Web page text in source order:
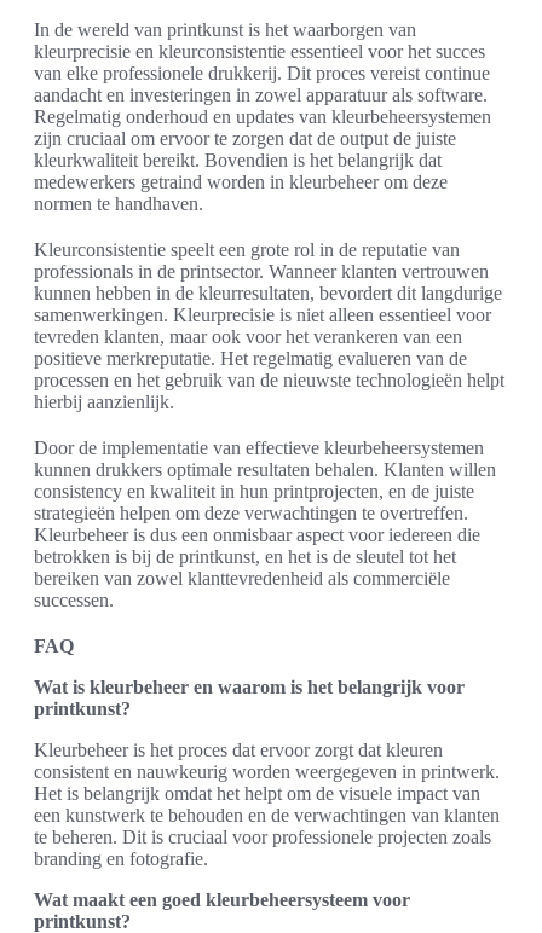
In de wereld van printkunst is het waarborgen van
kleurprecisie en kleurconsistentie essentieel voor het succes
van elke professionele drukkerij. Dit proces vereist continue
aandacht en investeringen in zowel apparatuur als software.
Regelmatig onderhoud en updates van kleurbeheersystemen
zijn cruciaal om ervoor te zorgen dat de output de juiste
kleurkwaliteit bereikt. Bovendien is het belangrijk dat
medewerkers getraind worden in kleurbeheer om deze
normen te handhaven.
Kleurconsistentie speelt een grote rol in de reputatie van
professionals in de printsector. Wanneer klanten vertrouwen
kunnen hebben in de kleurresultaten, bevordert dit langdurige
samenwerkingen. Kleurprecisie is niet alleen essentieel voor
tevreden klanten, maar ook voor het verankeren van een
positieve merkreputatie. Het regelmatig evalueren van de
processen en het gebruik van de nieuwste technologieën helpt
hierbij aanzienlijk.
Door de implementatie van effectieve kleurbeheersystemen
kunnen drukkers optimale resultaten behalen. Klanten willen
consistency en kwaliteit in hun printprojecten, en de juiste
strategieën helpen om deze verwachtingen te overtreffen.
Kleurbeheer is dus een onmisbaar aspect voor iedereen die
betrokken is bij de printkunst, en het is de sleutel tot het
bereiken van zowel klanttevredenheid als commerciële
successen.
FAQ
Wat is kleurbeheer en waarom is het belangrijk voor
printkunst?
Kleurbeheer is het proces dat ervoor zorgt dat kleuren
consistent en nauwkeurig worden weergegeven in printwerk.
Het is belangrijk omdat het helpt om de visuele impact van
een kunstwerk te behouden en de verwachtingen van klanten
te beheren. Dit is cruciaal voor professionele projecten zoals
branding en fotografie.
Wat maakt een goed kleurbeheersysteem voor
printkunst?